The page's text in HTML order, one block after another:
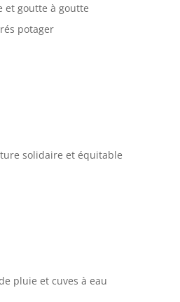
et goutte à goutte
potager
solidaire et équitable
pluie et cuves à eau